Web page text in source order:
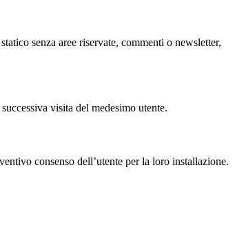
senza aree riservate, commenti o newsletter,
visita del medesimo utente.
consenso dell’utente per la loro installazione.